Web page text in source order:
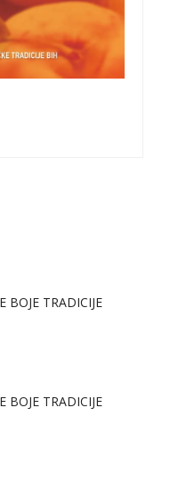
BOJE TRADICIJE
BOJE TRADICIJE